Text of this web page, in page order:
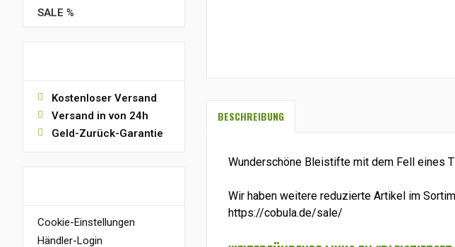
SALE %
Kostenloser Versand
Versand in von 24h
Geld-Zurück-Garantie
Cookie-Einstellungen
Händler-Login
BESCHREIBUNG
Wunderschöne Bleistifte mit dem Fell eines
Wir haben weitere reduzierte Artikel im
https://cobula.de/sale/